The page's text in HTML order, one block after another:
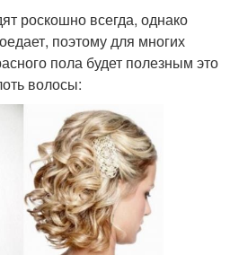
роскошно всегда, однако
поэтому для многих
пола будет полезным это
волосы: